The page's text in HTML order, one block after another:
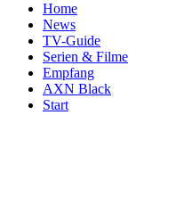
Home
News
TV-Guide
Serien & Filme
Empfang
AXN Black
Start